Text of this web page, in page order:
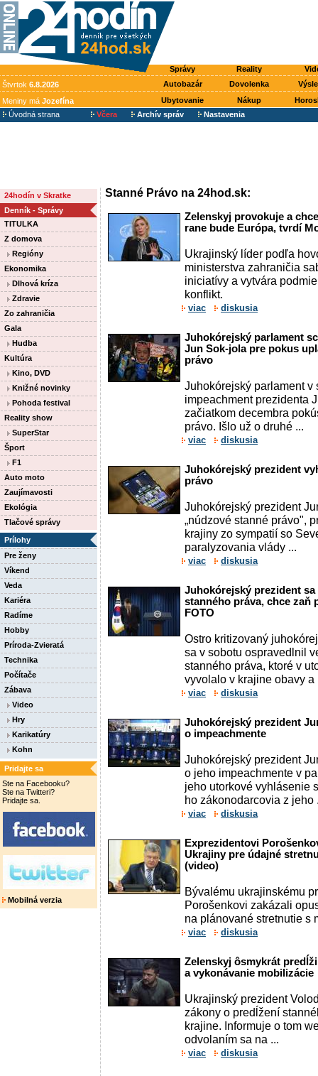
Správy Reality
Štvrtok 6.8.2026 Autobazár Dovolenka
Meniny má Jozefína Ubytovanie Nákup
Úvodná strana
Včera Archív správ Nastavenia
24hodín v Skratke
Denník - Správy
TITULKA
Z domova
Regióny
Ekonomika
Dlhová kríza
Zdravie
Zo zahraničia
Gala
Hudba
Kultúra
Kino, DVD
Knižné novinky
Pohoda festival
Reality show
SuperStar
Šport
F1
Auto moto
Zaujímavosti
Ekológia
Tlačové správy
Prílohy
Pre ženy
Víkend
Veda
Kariéra
Radíme
Hobby
Príroda-Zvieratá
Technika
Počítače
Zábava
Video
Hry
Karikatúry
Kohn
Pridajte sa
Ste na Facebooku?
Ste na Twitteri?
Pridajte sa.
Mobilná verzia
Stanné Právo na 24hod.sk:
Zelenskyj provokuje a
rane bude Európa, tvrdí
Ukrajinský líder podľa
ministerstva zahraničia
iniciatívy a vytvára
konflikt.
viac diskusia
Juhokórejský parlament
Jun Sok-jola pre pokus
právo
Juhokórejský parlament v
impeachment prezidenta
začiatkom decembra
právo. Išlo už o druhé ...
viac diskusia
Juhokórejský prezident
právo
Juhokórejský prezident
„núdzové stanné právo",
krajiny zo sympatií so
paralyzovania vlády ...
viac diskusia
Juhokórejský prezident
stanného práva, chce
FOTO
Ostro kritizovaný
sa v sobotu ospravedlnil
stanného práva, ktoré v
vyvolalo v krajine obavy a
viac diskusia
Juhokórejský prezident
o impeachmente
Juhokórejský prezident
o jeho impeachmente v
jeho utorkové vyhlásenie
ho zákonodarcovia z jeho
viac diskusia
Exprezidentovi
Ukrajiny pre údajné
(video)
Bývalému ukrajinskému
Porošenkovi zakázali
na plánované stretnutie s
viac diskusia
Zelenskyj ôsmykrát
a vykonávanie mobilizácie
Ukrajinský prezident
zákony o predĺžení
krajine. Informuje o tom
odvolaním sa na ...
viac diskusia